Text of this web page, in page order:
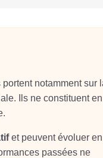
portent notamment sur
Ils ne constituent en
et peuvent évoluer en
passées ne